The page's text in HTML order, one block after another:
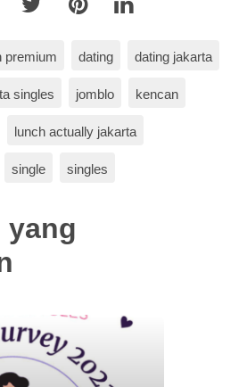
premium dating dating jakarta
singles jomblo kencan
lunch actually jakarta
single singles
yang